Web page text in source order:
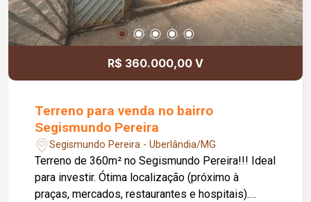
R$ 360.000,00 V
Terreno para venda no bairro
Segismundo Pereira
Segismundo Pereira - Uberlândia/MG
Terreno de 360m² no Segismundo Pereira!!! Ideal
para investir. Ótima localização (próximo à
praças, mercados, restaurantes e hospitais).